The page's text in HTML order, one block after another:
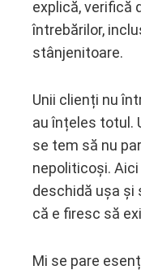
explică, verifică
întrebărilor,
stânjenitoare.
Unii clienți nu
au înțeles totul.
se tem să nu
nepoliticoși.
deschidă ușa și
că e firesc să
Mi se pare